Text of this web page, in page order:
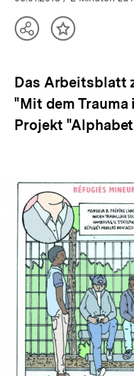
TeilenInhalt
Das Arbeitsblatt
"Mit dem Trauma
Projekt